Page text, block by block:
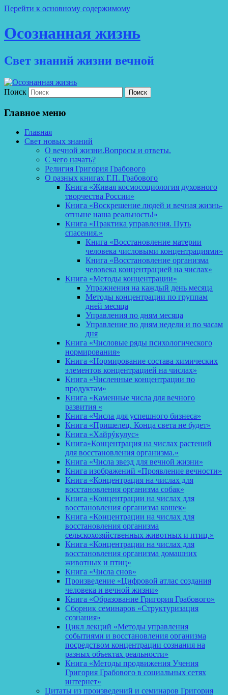
Перейти к основному содержимому
Осознанная жизнь
Свет знаний жизни вечной
Поиск
Главное меню
Главная
Свет новых знаний
О вечной жизни.Вопросы и ответы.
С чего начать?
Религия Григория Грабового
О разных книгах Г.П. Грабового
Книга «Живая космосоциология духовного
творчества России»
Книга «Воскрешение людей и вечная жизнь-
отныне наша реальность!»
Книга «Практика управления. Путь
спасения.»
Книга «Восстановление материи
человека числовыми концентрациями»
Книга «Восстановление организма
человека концентрацией на числах»
Книга «Методы концентрации»
Упражнения на каждый день месяца
Методы концентрации по группам
дней месяца
Управления по дням месяца
Управление по дням недели и по часам
дня
Книга «Числовые ряды психологического
нормирования»
Книга «Нормирование состава химических
элементов концентрацией на числах»
Книга «Численные концентрации по
продуктам»
Книга «Каменные числа для вечного
развития «
Книга «Числа для успешного бизнеса»
Книга «Пришелец. Конца света не будет»
Книга «Хайрýкулус»
Книга»Концентрация на числах растений
для восстановления организма.»
Книга «Числа звезд для вечной жизни»
Книга изображений «Проявление вечности»
Книга «Концентрация на числах для
восстановления организма собак»
Книга «Концентрации на числах для
восстановления организма кошек»
Книга «Концентрации на числах для
восстановления организма
сельскохозяйственных животных и птиц.»
Книга «Концентрации на числах для
восстановления организма домашних
животных и птиц»
Книга «Числа снов»
Произведение «Цифровой атлас создания
человека и вечной жизни»
Книга «Образование Григория Грабового»
Сборник семинаров «Структуризация
сознания»
Цикл лекций «Методы управления
событиями и восстановления организма
посредством концентрации сознания на
разных объектах реальности»
Книга «Методы продвижения Учения
Григория Грабового в социальных сетях
интернет»
Цитаты из произведений и семинаров Григория